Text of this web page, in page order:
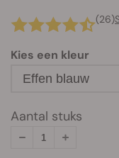
(26)
Kies een kleur
Aantal stuks